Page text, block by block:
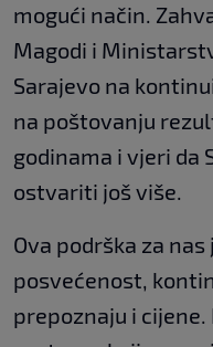
mogući način.
Magodi i
Sarajevo na
na poštovanju
godinama i vjeri da
ostvariti još više.
Ova podrška za
posvećenost,
prepoznaju i